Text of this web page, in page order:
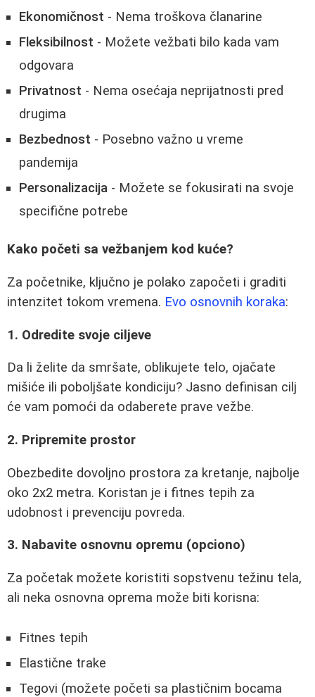
Ekonomičnost - Nema troškova članarine
Fleksibilnost - Možete vežbati bilo kada vam
odgovara
Privatnost - Nema osećaja neprijatnosti pred
drugima
Bezbednost - Posebno važno u vreme
pandemija
Personalizacija - Možete se fokusirati na svoje
specifične potrebe
Kako početi sa vežbanjem kod kuće?
Za početnike, ključno je polako započeti i graditi
intenzitet tokom vremena. Evo osnovnih koraka:
1. Odredite svoje ciljeve
Da li želite da smršate, oblikujete telo, ojačate
mišiće ili poboljšate kondiciju? Jasno definisan cilj
će vam pomoći da odaberete prave vežbe.
2. Pripremite prostor
Obezbedite dovoljno prostora za kretanje, najbolje
oko 2x2 metra. Koristan je i fitnes tepih za
udobnost i prevenciju povreda.
3. Nabavite osnovnu opremu (opciono)
Za početak možete koristiti sopstvenu težinu tela,
ali neka osnovna oprema može biti korisna:
Fitnes tepih
Elastične trake
Tegovi (možete početi sa plastičnim bocama